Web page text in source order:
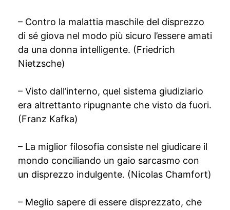
– Contro la malattia maschile del disprezzo
di sé giova nel modo più sicuro l’essere amati
da una donna intelligente. (Friedrich
Nietzsche)
– Visto dall’interno, quel sistema giudiziario
era altrettanto ripugnante che visto da fuori.
(Franz Kafka)
– La miglior filosofia consiste nel giudicare il
mondo conciliando un gaio sarcasmo con
un disprezzo indulgente. (Nicolas Chamfort)
– Meglio sapere di essere disprezzato, che